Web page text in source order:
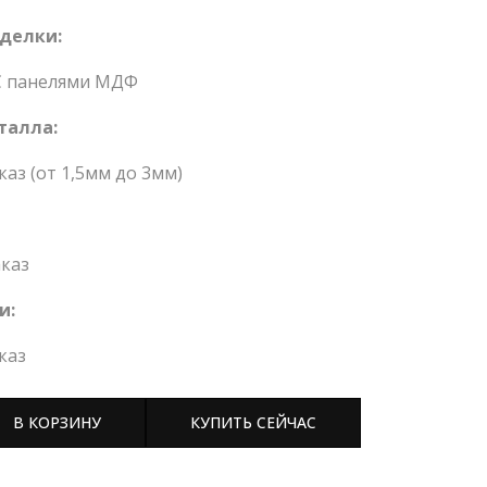
панелями МДФ
(от 1,5мм до 3мм)
В КОРЗИНУ КУПИТЬ СЕЙЧАС